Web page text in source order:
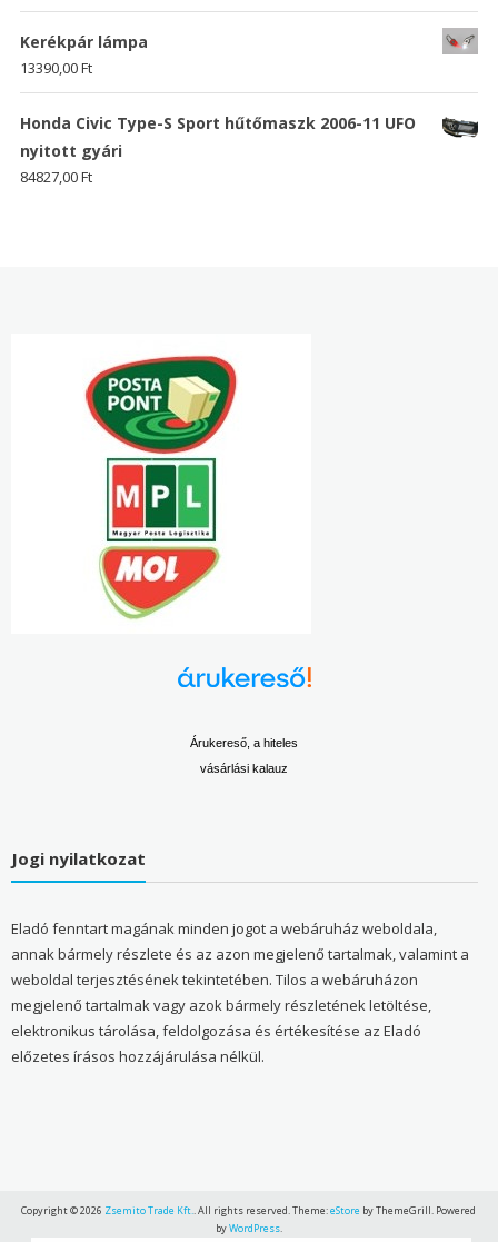
Kerékpár lámpa
13390,00Ft
Honda Civic Type-S Sport hűtőmaszk 2006-11 UFO
nyitott gyári
84827,00Ft
Árukereső, a hiteles
vásárlási kalauz
Jogi nyilatkozat
Eladó fenntart magának minden jogot a webáruház weboldala,
annak bármely részlete és az azon megjelenő tartalmak, valamint a
weboldal terjesztésének tekintetében. Tilos a webáruházon
megjelenő tartalmak vagy azok bármely részletének letöltése,
elektronikus tárolása, feldolgozása és értékesítése az Eladó
előzetes írásos hozzájárulása nélkül.
Copyright © 2026 Zsemito Trade Kft.. All rights reserved. Theme:eStore by ThemeGrill. Powered
byWordPress.